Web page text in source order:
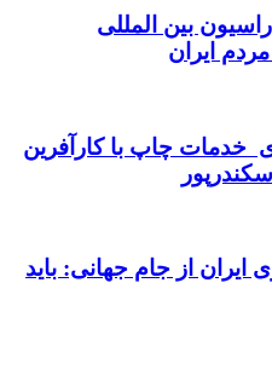
بین المللی
ایران
خدمات چاپ با کارآفرین
ایران از جام جهانی: باید